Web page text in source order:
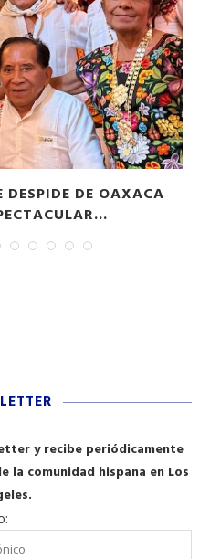
DESPIDE DE OAXACA
y recibe periódicamente
la comunidad hispana en Los